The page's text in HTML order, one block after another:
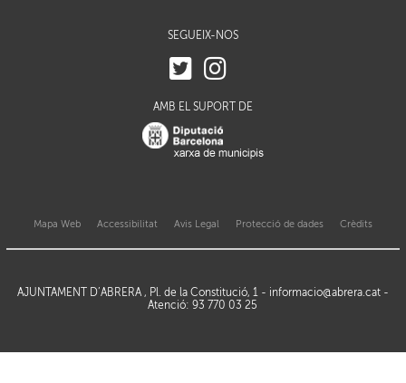
SEGUEIX-NOS
AMB EL SUPORT DE
Mapa Web Accessibilitat Avis Legal Protecció de dades Crèdits
AJUNTAMENT D’ABRERA , Pl. de la Constitució, 1 - informacio@abrera.cat-
Atenció: 93 770 03 25